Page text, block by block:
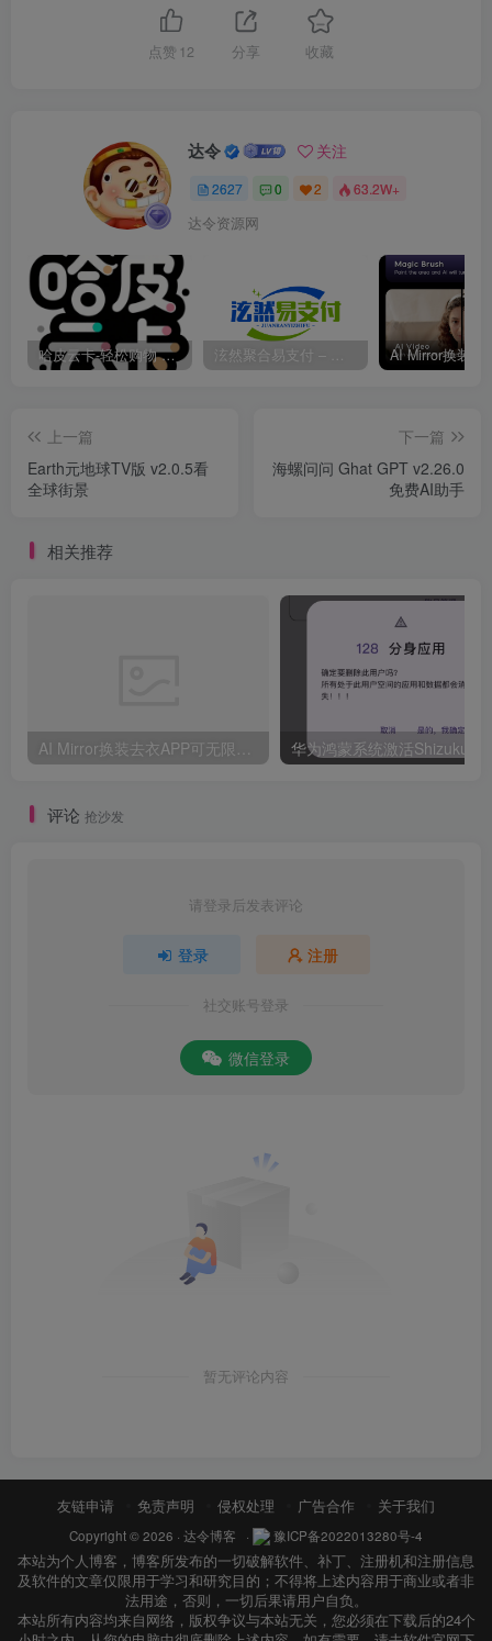
点赞 12 分享 收藏
达令 关注
2627 0 2 63.2W+
达令资源网
哈皮云卡-轻松购物 即买即发
上一篇
Earth元地球TV版 v2.0.5看
全球街景
下一篇
海螺问问 Ghat GPT v2.26.0
免费AI助手
相关推荐
评论 抢沙发
请登录后发表评论
登录 注册
社交账号登录
微信登录
暂无评论内容
友链申请 免责声明 侵权处理 广告合作 关于我们
Copyright © 2026 · 达令博客 · 豫ICP备2022013280号-4
本站为个人博客，博客所发布的一切破解软件、补丁、注册机和注册信息
及软件的文章仅限用于学习和研究目的；不得将上述内容用于商业或者非
法用途，否则，一切后果请用户自负。
本站所有内容均来自网络，版权争议与本站无关，您必须在下载后的24个